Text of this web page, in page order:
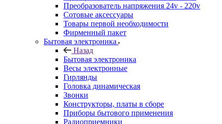
Преобразователь напряжения 24v - 220v
Сотовые аксессуары
Товары первой необходимости
Фирменный пакет
Бытовая электроника
Назад
Бытовая электроника
Весы электронные
Гирлянды
Головка динамическая
Звонки
Конструкторы, платы в сборе
Приборы бытового применения
Радиоприемники